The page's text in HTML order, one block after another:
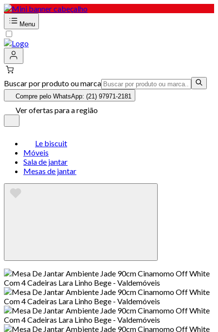
Menu
Buscar por produto ou marca
Compre pelo WhatsApp: (21) 97971-2181
Ver ofertas para a região
Le biscuit
Móveis
Sala de jantar
Mesas de jantar